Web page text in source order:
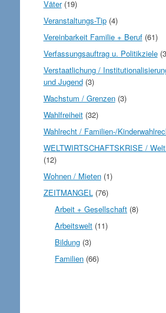
Väter(19)
Veranstaltungs-Tip(4)
Vereinbarkeit Familie + Beruf(61)
Verfassungsauftrag u. Politikziele
Verstaatlichung /
und Jugend(3)
Wachstum / Grenzen(3)
Wahlfreiheit(32)
Wahlrecht / Familien-/
WELTWIRTSCHAFTSKRISE /
(12)
Wohnen / Mieten(1)
ZEITMANGEL(76)
Arbeit + Gesellschaft (8)
Arbeitswelt (11)
Bildung (3)
Familien (66)